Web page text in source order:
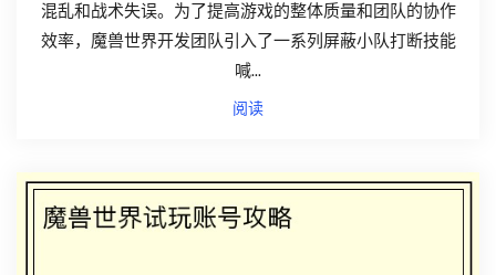
混乱和战术失误。为了提高游戏的整体质量和团队的协作
效率，魔兽世界开发团队引入了一系列屏蔽小队打断技能
喊...
阅读